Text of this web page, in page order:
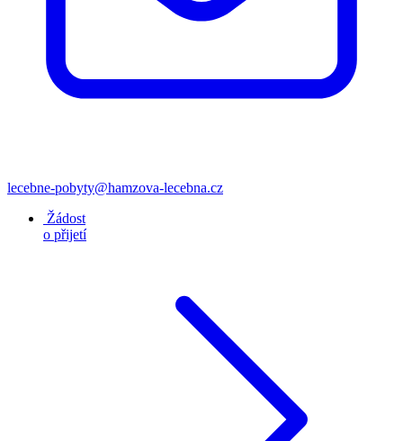
lecebne-pobyty@hamzova-lecebna.cz
Žádost
o přijetí